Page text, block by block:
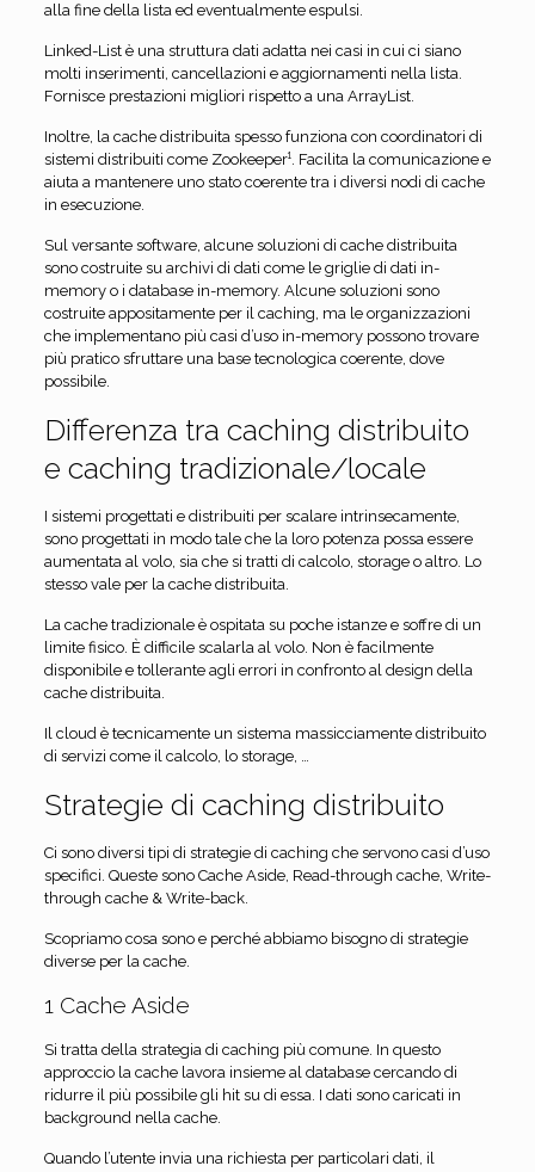
alla fine della lista ed eventualmente espulsi.
Linked-List è una struttura dati adatta nei casi in cui ci siano
molti inserimenti, cancellazioni e aggiornamenti nella lista.
Fornisce prestazioni migliori rispetto a una ArrayList.
Inoltre, la cache distribuita spesso funziona con coordinatori di
sistemi distribuiti come Zookeeper¹. Facilita la comunicazione e
aiuta a mantenere uno stato coerente tra i diversi nodi di cache
in esecuzione.
Sul versante software, alcune soluzioni di cache distribuita
sono costruite su archivi di dati come le griglie di dati in-
memory o i database in-memory. Alcune soluzioni sono
costruite appositamente per il caching, ma le organizzazioni
che implementano più casi d’uso in-memory possono trovare
più pratico sfruttare una base tecnologica coerente, dove
possibile.
Differenza tra caching distribuito
e caching tradizionale/locale
I sistemi progettati e distribuiti per scalare intrinsecamente,
sono progettati in modo tale che la loro potenza possa essere
aumentata al volo, sia che si tratti di calcolo, storage o altro. Lo
stesso vale per la cache distribuita.
La cache tradizionale è ospitata su poche istanze e soffre di un
limite fisico. È difficile scalarla al volo. Non è facilmente
disponibile e tollerante agli errori in confronto al design della
cache distribuita.
Il cloud è tecnicamente un sistema massicciamente distribuito
di servizi come il calcolo, lo storage, …
Strategie di caching distribuito
Ci sono diversi tipi di strategie di caching che servono casi d’uso
specifici. Queste sono Cache Aside, Read-through cache, Write-
through cache & Write-back.
Scopriamo cosa sono e perché abbiamo bisogno di strategie
diverse per la cache.
1 Cache Aside
Si tratta della strategia di caching più comune. In questo
approccio la cache lavora insieme al database cercando di
ridurre il più possibile gli hit su di essa. I dati sono caricati in
background nella cache.
Quando l’utente invia una richiesta per particolari dati, il